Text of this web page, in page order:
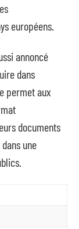
européens.
annoncé
dans
permet aux
documents
une